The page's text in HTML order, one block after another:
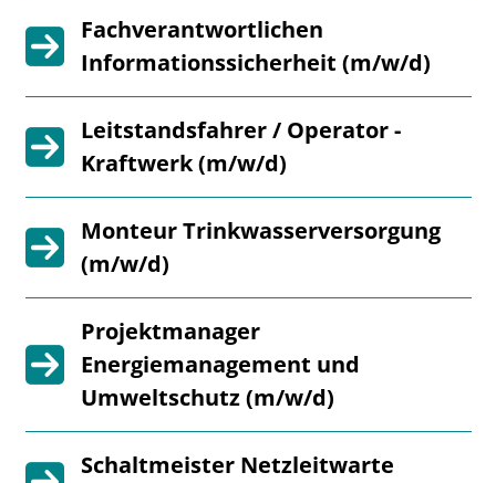
Fachverantwortlichen
Informationssicherheit (m/w/d)
Leitstandsfahrer / Operator -
Kraftwerk (m/w/d)
Monteur Trinkwasserversorgung
(m/w/d)
Projektmanager
Energiemanagement und
Umweltschutz (m/w/d)
Schaltmeister Netzleitwarte